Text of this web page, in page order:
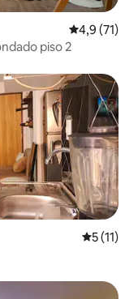
Calificación
4,9 (71)
piso 2
5 (11)